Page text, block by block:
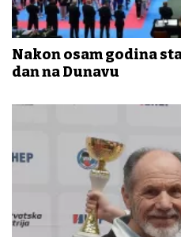
Nakon osam godina
dan na Dunavu